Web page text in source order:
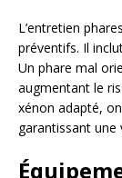
L’entretien
préventifs. Il
Un phare mal
augmentant le
xénon adapté,
garantissant une